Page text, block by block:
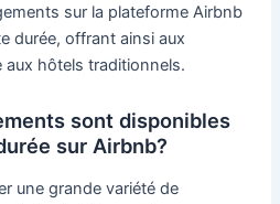
sur la plateforme Airbnb
durée, offrant ainsi aux
aux hôtels traditionnels.
sont disponibles
sur Airbnb?
une grande variété de